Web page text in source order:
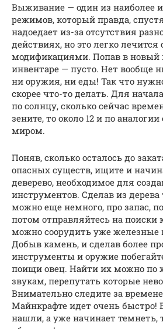
Выживание — один из наиболее
режимов, который правда,
надоедает из-за отсутствия
действиях, но это легко
модификациями. Попав в новый
инвентаре — пусто. Нет вообще
ни оружия, ни еды! Так что
скорее что-то делать. Для
по солнцу, сколько сейчас
зените, то около 12 и по
миром.
Поняв, сколько осталось до
опасных существ, ищите и
деверево, необходимое для
инструментов. Сделав из дерева
можно еще немного, про запас,
потом отправляйтесь на поиски
можно соорудить уже железные
Добыв камень, и сделав более
инструменты и оружие
поищи овец. Найти их можно по
звукам, перепутать которые
Внимательно следите за
Майнкрафте идет очень быстро!
нашли, а уже начинает темнеть,